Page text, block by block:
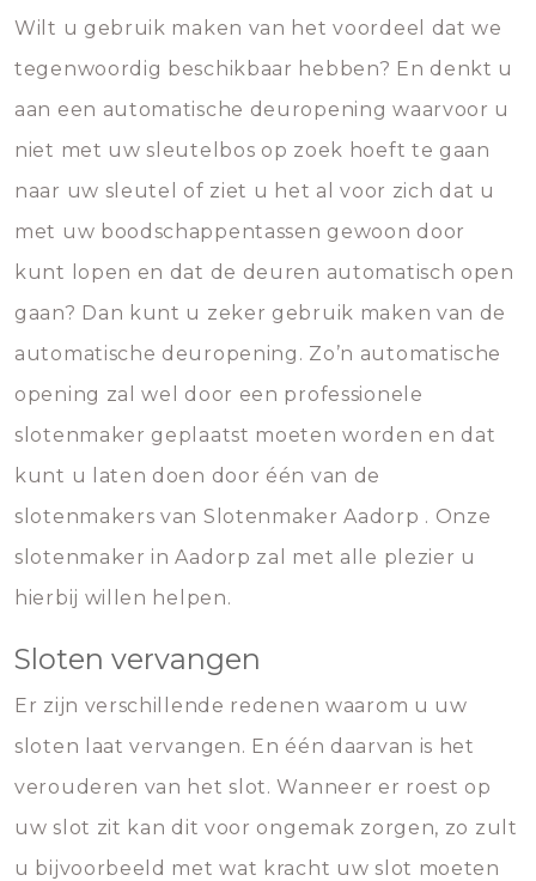
Wilt u gebruik maken van het voordeel dat we
tegenwoordig beschikbaar hebben? En denkt u
aan een automatische deuropening waarvoor u
niet met uw sleutelbos op zoek hoeft te gaan
naar uw sleutel of ziet u het al voor zich dat u
met uw boodschappentassen gewoon door
kunt lopen en dat de deuren automatisch open
gaan? Dan kunt u zeker gebruik maken van de
automatische deuropening. Zo’n automatische
opening zal wel door een professionele
slotenmaker geplaatst moeten worden en dat
kunt u laten doen door één van de
slotenmakers van Slotenmaker Aadorp . Onze
slotenmaker in Aadorp zal met alle plezier u
hierbij willen helpen.
Sloten vervangen
Er zijn verschillende redenen waarom u uw
sloten laat vervangen. En één daarvan is het
verouderen van het slot. Wanneer er roest op
uw slot zit kan dit voor ongemak zorgen, zo zult
u bijvoorbeeld met wat kracht uw slot moeten